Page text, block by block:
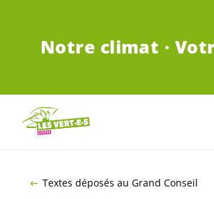
Notre climat ·
Textes déposés au Grand Conseil